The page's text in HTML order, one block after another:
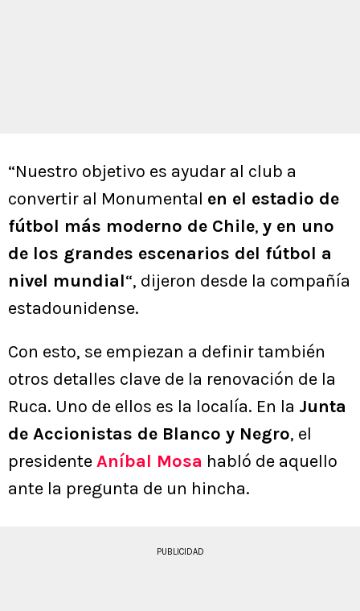
“Nuestro objetivo es ayudar al club a
convertir al Monumental en el estadio de
fútbol más moderno de Chile, y en uno
de los grandes escenarios del fútbol a
nivel mundial“, dijeron desde la compañía
estadounidense.
Con esto, se empiezan a definir también
otros detalles clave de la renovación de la
Ruca. Uno de ellos es la localía. En la Junta
de Accionistas de Blanco y Negro, el
presidenteAníbal Mosa habló de aquello
ante la pregunta de un hincha.
PUBLICIDAD